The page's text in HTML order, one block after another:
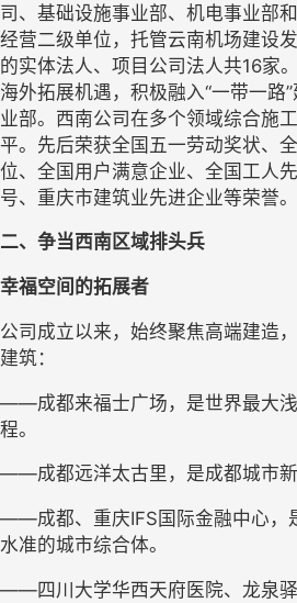
司、基础设施事业部、机电事业部
经营二级单位，托管云南机场建设
的实体法人、项目公司法人共16家
海外拓展机遇，积极融入“一带一路
业部。西南公司在多个领域综合施
平。先后荣获全国五一劳动奖状、
位、全国用户满意企业、全国工人
号、重庆市建筑业先进企业等荣誉。
二、争当西南区域排头兵
幸福空间的拓展者
公司成立以来，始终聚焦高端建造
建筑：
——成都来福士广场，是世界最大
程。
——成都远洋太古里，是成都城市新
——成都、重庆IFS国际金融中心，
水准的城市综合体。
——四川大学华西天府医院、龙泉